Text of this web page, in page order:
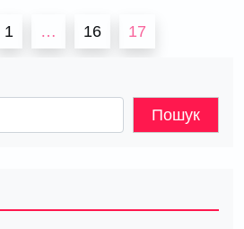
1 … 16 17
Пошук